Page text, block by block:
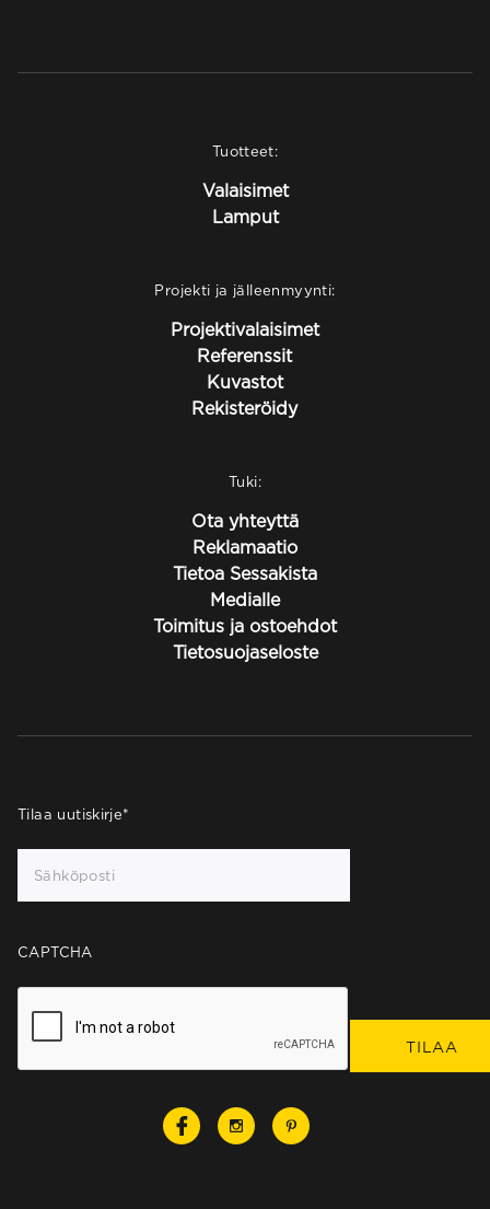
Tuotteet:
Valaisimet
Lamput
Projekti ja jälleenmyynti:
Projektivalaisimet
Referenssit
Kuvastot
Rekisteröidy
Tuki:
Ota yhteyttä
Reklamaatio
Tietoa Sessakista
Medialle
Toimitus ja ostoehdot
Tietosuojaseloste
Tilaa uutiskirje*
CAPTCHA